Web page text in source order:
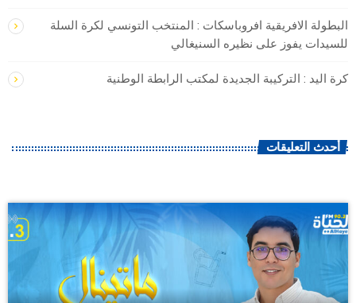
البطولة الافريقية افروباسكات : المنتخب التونسي لكرة السلة
للسيدات يفوز على نظيره السنيغالي
كرة اليد : التركيبة الجديدة لمكتب الرابطة الوطنية
أحدث التعليقات